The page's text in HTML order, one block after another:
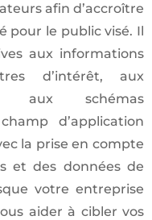
afin d’accroître
pour le public visé. Il
aux informations
d’intérêt, aux
aux schémas
d’application
la prise en compte
et des données de
votre entreprise
aider à cibler vos